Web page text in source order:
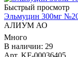
Быстрый просмотр
Эльмуцин 300мг
АЛИУМ АО
Много
В наличии: 29